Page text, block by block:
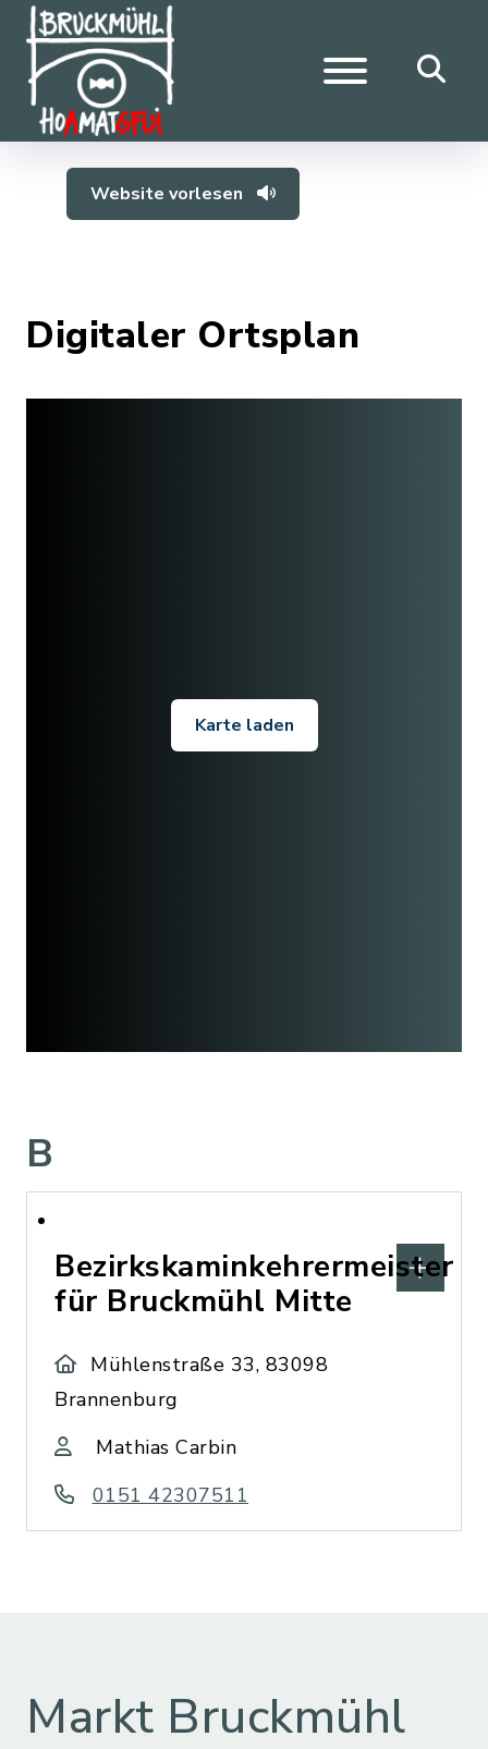
Website vorlesen
Digitaler Ortsplan
Karte laden
B
Bezirkskaminkehrermeister
für Bruckmühl Mitte
Mühlenstraße 33, 83098
Brannenburg
Mathias Carbin
0151 42307511
Markt Bruckmühl